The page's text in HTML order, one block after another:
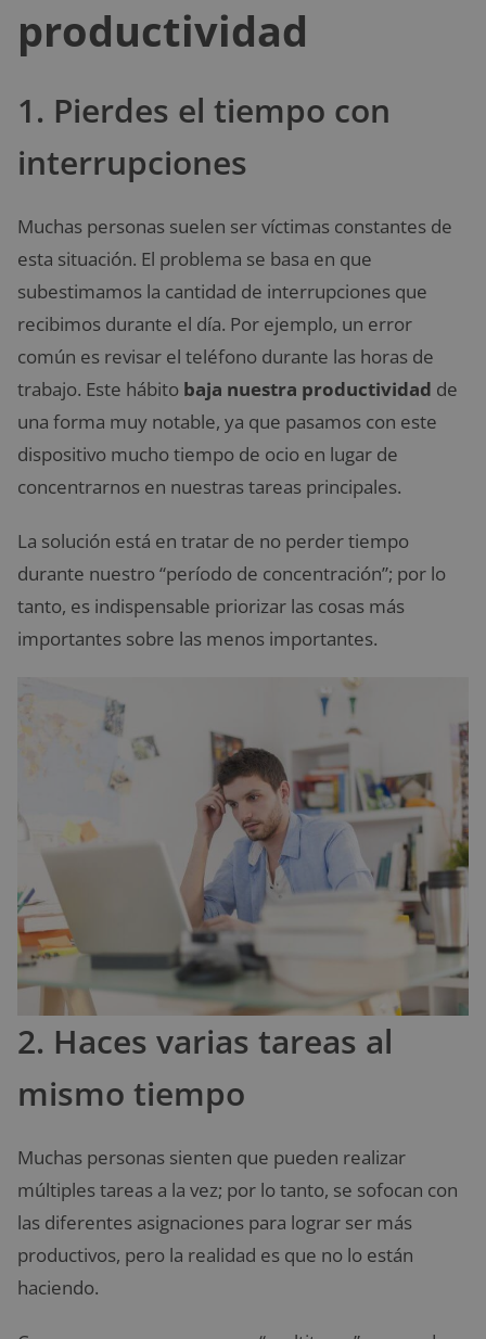
productividad
1. Pierdes el tiempo con
interrupciones
Muchas personas suelen ser víctimas constantes de
esta situación. El problema se basa en que
subestimamos la cantidad de interrupciones que
recibimos durante el día. Por ejemplo, un error
común es revisar el teléfono durante las horas de
trabajo. Este hábito baja nuestra productividad de
una forma muy notable, ya que pasamos con este
dispositivo mucho tiempo de ocio en lugar de
concentrarnos en nuestras tareas principales.
La solución está en tratar de no perder tiempo
durante nuestro “período de concentración”; por lo
tanto, es indispensable priorizar las cosas más
importantes sobre las menos importantes.
2. Haces varias tareas al
mismo tiempo
Muchas personas sienten que pueden realizar
múltiples tareas a la vez; por lo tanto, se sofocan con
las diferentes asignaciones para lograr ser más
productivos, pero la realidad es que no lo están
haciendo.